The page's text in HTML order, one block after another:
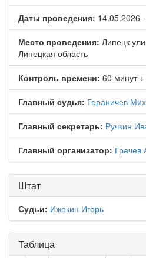
Даты проведения: 14.05.2026
Место проведения: Липецк
Липецкая область
Контроль времени: 60 минут +
Главный судья: Гераничев
Главный секретарь: Ручкин
Главный организатор: Грачев
Штат
Судьи: Ижокин Игорь
Таблица